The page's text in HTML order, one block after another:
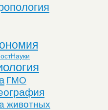
ГМО
животных